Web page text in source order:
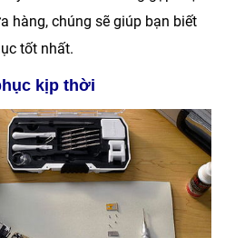
hàng, chúng sẽ giúp bạn biết
tốt nhất.
kịp thời